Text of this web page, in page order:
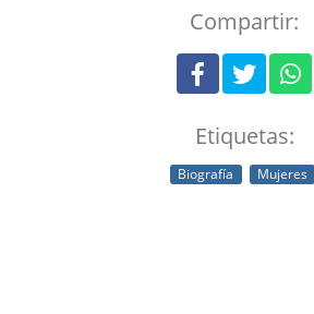
Compartir:
Etiquetas:
Biografía Mujeres